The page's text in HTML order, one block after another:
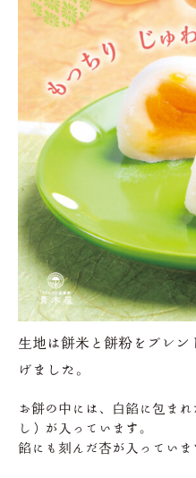
生地は餅米と餅粉をブレ
げました。
お餅の中には、白餡に包ま
し）が入っています。
餡にも刻んだ杏が入っていま